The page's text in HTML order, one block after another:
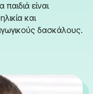
παιδιά είναι
και
δασκάλους.